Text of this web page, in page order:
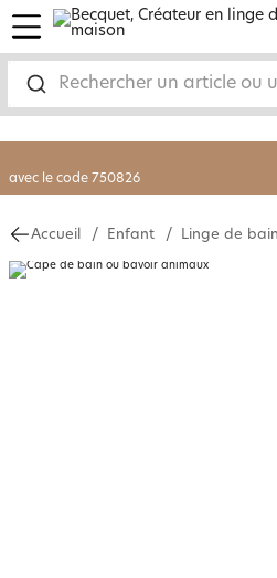
Rechercher un article ou
menu
-30% sur votre commandedès 2 articles
livraison GRATUITEdès 110€ d'achat
Accueil Enfant Linge de